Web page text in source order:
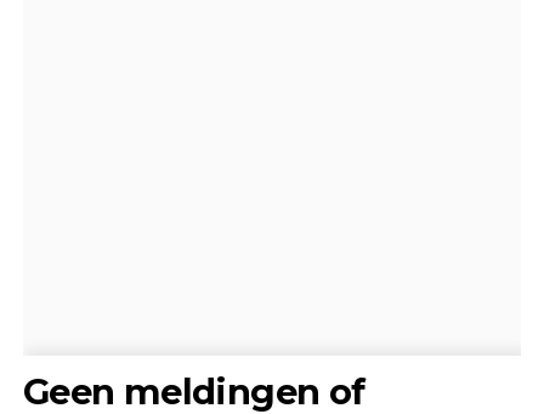
Geen meldingen of